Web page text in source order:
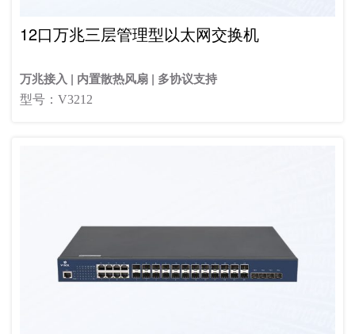
12口万兆三层管理型以太网交换机
万兆接入 | 内置散热风扇 | 多协议支持
型号：V3212